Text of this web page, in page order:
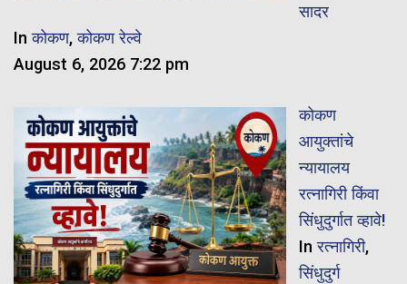
सादर
Inकोकण,कोकण रेल्वे
August 6, 2026 7:22 pm
कोकण
आयुक्तांचे
न्यायालय
रत्नागिरी किंवा
सिंधुदुर्गात व्हावे!
Inरत्नागिरी,
सिंधुदुर्ग